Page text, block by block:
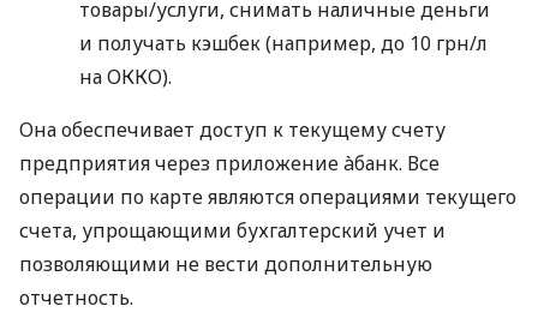
товары/услуги, снимать наличные деньги
и получать кэшбек (например, до 10 грн/л
на ОККО).
Она обеспечивает доступ к текущему счету
предприятия через приложение àбанк. Все
операции по карте являются операциями текущего
счета, упрощающими бухгалтерский учет и
позволяющими не вести дополнительную
отчетность.